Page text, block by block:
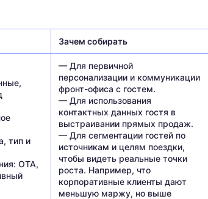
Зачем собирать
тип и
OTA,
— Для первичной
персонализации и коммуникации
фронт-офиса с гостем.
— Для использования
контактных данных гостя в
выстраивании прямых продаж.
— Для сегментации гостей по
источникам и целям поездки,
чтобы видеть реальные точки
роста. Например, что
корпоративные клиенты дают
меньшую маржу, но выше